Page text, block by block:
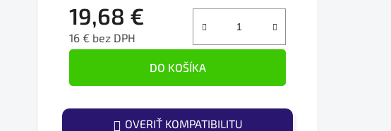
19,68 €
16 € bez DPH
DO KOŠÍKA
OVERIŤ KOMPATIBILITU